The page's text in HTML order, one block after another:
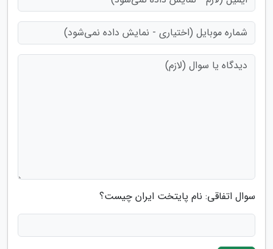
سوال اتفاقی: نام پایتخت ایران چیست؟